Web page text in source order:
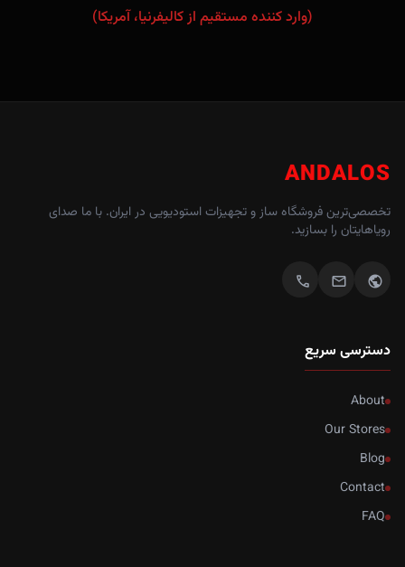
(وارد کننده مستقیم از کالیفرنیا، آمریکا)
ANDALOS
تخصصی‌ترین فروشگاه ساز و تجهیزات استودیویی در ایران. با ما صدای
رویاهایتان را بسازید.
public
mail
call
دسترسی سریع
About
Our Stores
Blog
Contact
FAQ